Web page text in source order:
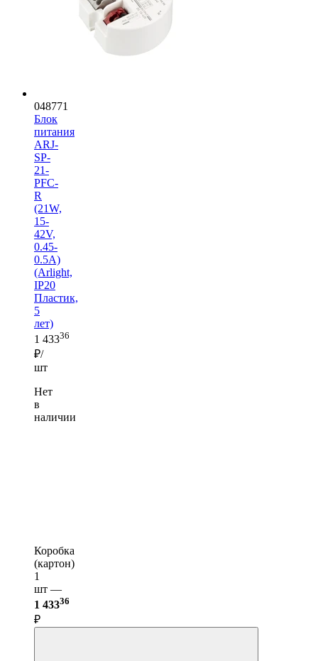
048771
Блок
питания
ARJ-
SP-
21-
PFC-
R
(21W,
15-
42V,
0.45-
0.5A)
(Arlight,
IP20
Пластик,
5
лет)
1 43336
₽/
шт
Нет
в
наличии
Коробка
(картон)
1
шт —
1 43336
₽